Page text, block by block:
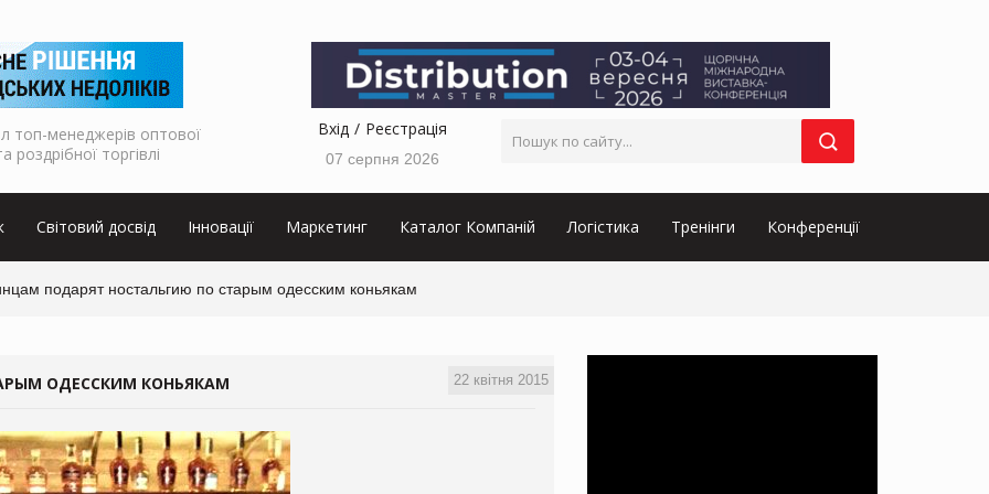
топ-менеджерів оптової
роздрібної торгівлі
Вхід Реєстрація
07 серпня 2026
Світовий досвід Інновації Маркетинг Каталог Компаній Логістика Тренінги Конференції
подарят ностальгию по старым одесским коньякам
22 квітня 2015
ОДЕССКИМ КОНЬЯКАМ